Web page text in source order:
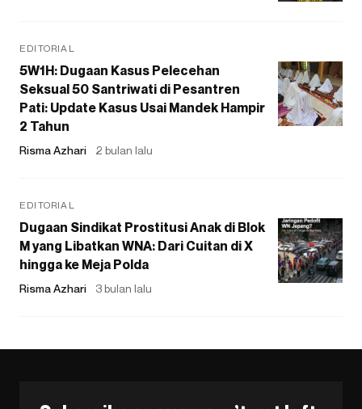
EDITORIAL
5W1H: Dugaan Kasus Pelecehan
Seksual 50 Santriwati di Pesantren
Pati: Update Kasus Usai Mandek Hampir
2 Tahun
Risma Azhari 2 bulan lalu
EDITORIAL
Dugaan Sindikat Prostitusi Anak di Blok
M yang Libatkan WNA: Dari Cuitan di X
hingga ke Meja Polda
Risma Azhari 3 bulan lalu